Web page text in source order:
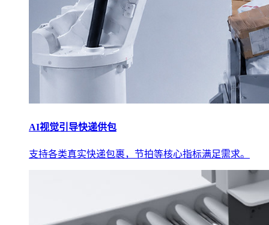
AI视觉引导快递供包
支持各类真实快递包裹，节拍等核心指标满足需求。